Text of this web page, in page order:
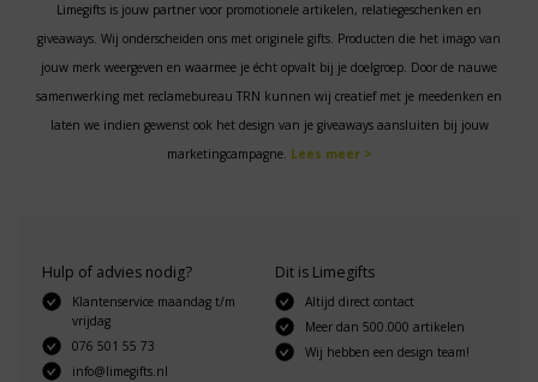
Limegifts is jouw partner voor promotionele artikelen, relatiegeschenken en
giveaways. Wij onderscheiden ons met originele gifts. Producten die het imago van
jouw merk weergeven en waarmee je écht opvalt bij je doelgroep. Door de nauwe
samenwerking met reclamebureau TRN kunnen wij creatief met je meedenken en
laten we indien gewenst ook het design van je giveaways aansluiten bij jouw
marketingcampagne. Lees meer >
Hulp of advies nodig?
Klantenservice maandag t/m
vrijdag
076 501 55 73
info@limegifts.nl
Dit is Limegifts
Altijd direct contact
Meer dan 500.000 artikelen
Wij hebben een design team!